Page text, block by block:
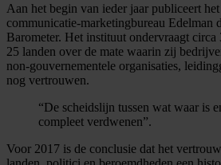
Aan het begin van ieder jaar publiceert
communicatie-marketingbureau Edelman
Barometer. Het instituut ondervraagt circa
25 landen over de mate waarin zij
non-gouvernementele organisaties,
nog vertrouwen.
“De scheidslijn tussen wat waar is
compleet verdwenen”.
Voor 2017 is de conclusie dat het